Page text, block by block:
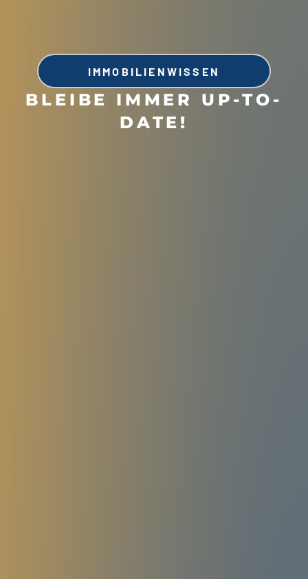
IMMOBILIENWISSEN
BLEIBE IMMER UP-TO-
DATE!